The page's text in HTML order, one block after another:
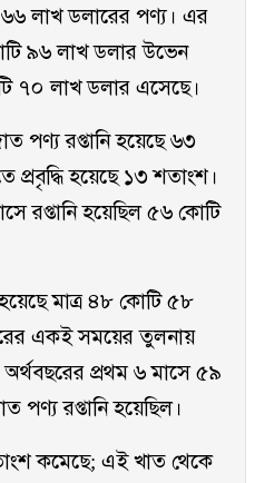
লাখ ডলারের পণ্য। এর
৯৬ লাখ ডলার উভেন
৭০ লাখ ডলার এসেছে।
পণ্য রপ্তানি হয়েছে ৬৩
হয়েছে ১৩ শতাংশ।
রপ্তানি হয়েছিল ৫৬ কোটি
মাত্র ৪৮ কোটি ৫৮
একই সময়ের তুলনায়
প্রথম ৬ মাসে ৫৯
পণ্য রপ্তানি হয়েছিল।
কমেছে; এই খাত থেকে